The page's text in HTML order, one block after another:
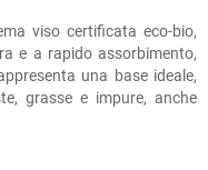
viso certificata eco-bio,
e a rapido assorbimento,
una base ideale,
grasse e impure, anche